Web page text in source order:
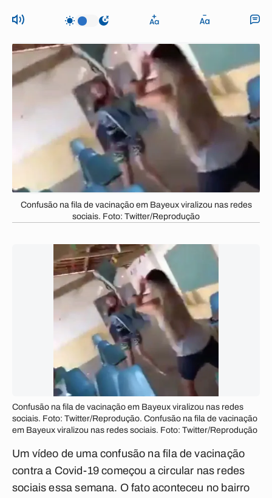
Confusão na fila de vacinação em Bayeux viralizou nas redes
sociais. Foto: Twitter/Reprodução
Confusão na fila de vacinação em Bayeux viralizou nas redes
sociais. Foto: Twitter/Reprodução. Confusão na fila de vacinação
em Bayeux viralizou nas redes sociais. Foto: Twitter/Reprodução
Um vídeo de uma confusão na fila de vacinação
contra a Covid-19 começou a circular nas redes
sociais essa semana. O fato aconteceu no bairro